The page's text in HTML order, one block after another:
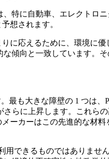
特に自動車、エレクトロ
想されます。
に応えるために、環境に優
傾向と一致しています。そ
最も大きな障壁の 1 つは、
らに上昇します。これら
ーカーはこの先進的な材料
用できるものではありませ